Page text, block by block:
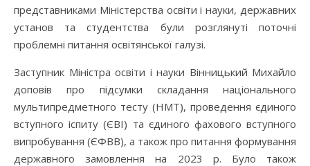
представниками Міністерства освіти і науки, державних
установ та студентства були розглянуті поточні
проблемні питання освітянської галузі.
Заступник Міністра освіти і науки Вінницький Михайло
доповів про підсумки складання національного
мультипредметного тесту (НМТ), проведення єдиного
вступного іспиту (ЄВІ) та єдиного фахового вступного
випробування (ЄФВВ), а також про питання формування
державного замовлення на 2023 р. Було також